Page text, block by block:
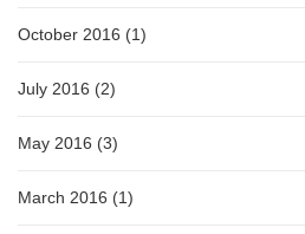
October 2016 (1)
July 2016 (2)
May 2016 (3)
March 2016 (1)